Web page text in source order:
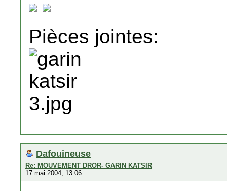
Pièces jointes:
Dafouineuse
Re: MOUVEMENT DROR- GARIN KATSIR
17 mai 2004, 13:06